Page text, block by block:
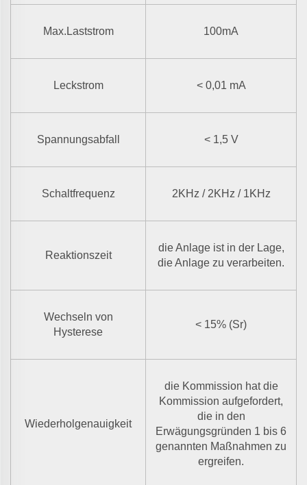
Max.Laststrom 100mA
Leckstrom < 0,01 mA
Spannungsabfall < 1,5 V
Schaltfrequenz 2KHz / 2KHz / 1KHz
Reaktionszeit
die Anlage ist in der Lage,
die Anlage zu verarbeiten.
Wechseln von
Hysterese
< 15% (Sr)
Wiederholgenauigkeit
die Kommission hat die
Kommission aufgefordert,
die in den
Erwägungsgründen 1 bis 6
genannten Maßnahmen zu
ergreifen.